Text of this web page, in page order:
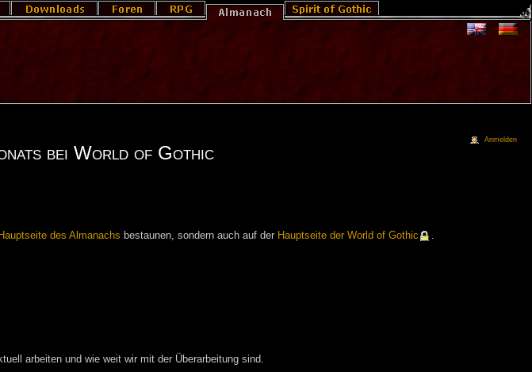
bei World of Gothic
Hauptseite des Almanachs bestaunen, sondern auch auf der Hauptseite der World of Gothic
.
arbeiten und wie weit wir mit der Überarbeitung sind.
Anmelden